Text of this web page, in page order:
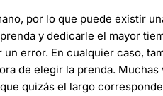
por lo que puede existir
y dedicarle el mayor
error. En cualquier caso,
de elegir la prenda.
quizás el largo